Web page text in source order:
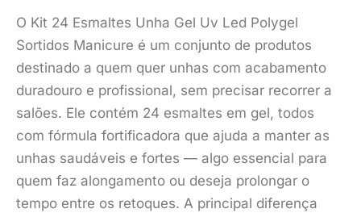
O Kit 24 Esmaltes Unha Gel Uv Led Polygel
Sortidos Manicure é um conjunto de produtos
destinado a quem quer unhas com acabamento
duradouro e profissional, sem precisar recorrer a
salões. Ele contém 24 esmaltes em gel, todos
com fórmula fortificadora que ajuda a manter as
unhas saudáveis e fortes — algo essencial para
quem faz alongamento ou deseja prolongar o
tempo entre os retoques. A principal diferença